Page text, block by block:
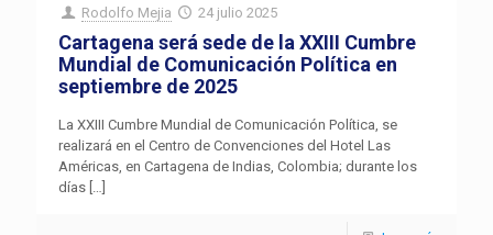
Rodolfo Mejia 24 julio 2025
Cartagena será sede de la XXIII Cumbre
Mundial de Comunicación Política en
septiembre de 2025
La XXIII Cumbre Mundial de Comunicación Política, se
realizará en el Centro de Convenciones del Hotel Las
Américas, en Cartagena de Indias, Colombia; durante los
días […]